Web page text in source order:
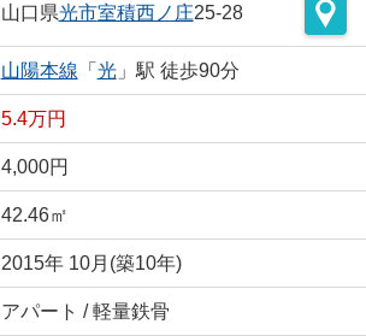
山口県光市室積西ノ庄25-28
山陽本線 「 光」駅 徒歩90分
5.4万円
4,000円
42.46㎡
2015年 10月(築10年)
アパート / 軽量鉄骨